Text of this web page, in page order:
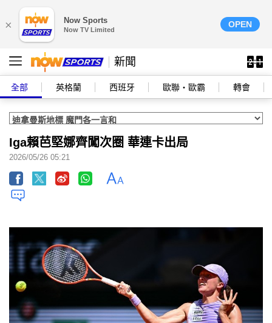
× Now Sports
Now TV Limited
OPEN
新聞
全部 英格蘭 西班牙 歐聯‧歐霸 轉會
Iga賴芭堅娜齊闖次圈 華連卡出局
2026/05/26 05:21